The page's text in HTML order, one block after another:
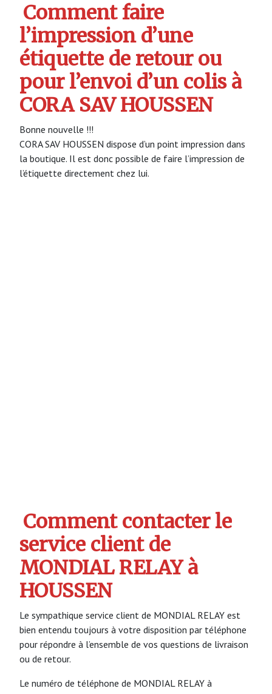
Comment faire
l’impression d’une
étiquette de retour ou
pour l’envoi d’un colis à
CORA SAV HOUSSEN
Bonne nouvelle !!!
CORA SAV HOUSSEN dispose d’un point impression dans
la boutique. Il est donc possible de faire l’impression de
l’étiquette directement chez lui.
Comment contacter le
service client de
MONDIAL RELAY à
HOUSSEN
Le sympathique service client de MONDIAL RELAY est
bien entendu toujours à votre disposition par téléphone
pour répondre à l’ensemble de vos questions de livraison
ou de retour.
Le numéro de téléphone de MONDIAL RELAY à